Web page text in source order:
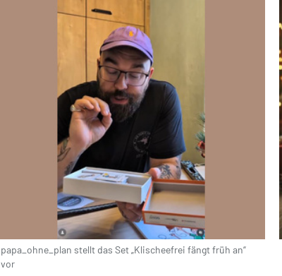
papa_ohne_plan stellt das Set „Klischeefrei fängt früh an“
vor